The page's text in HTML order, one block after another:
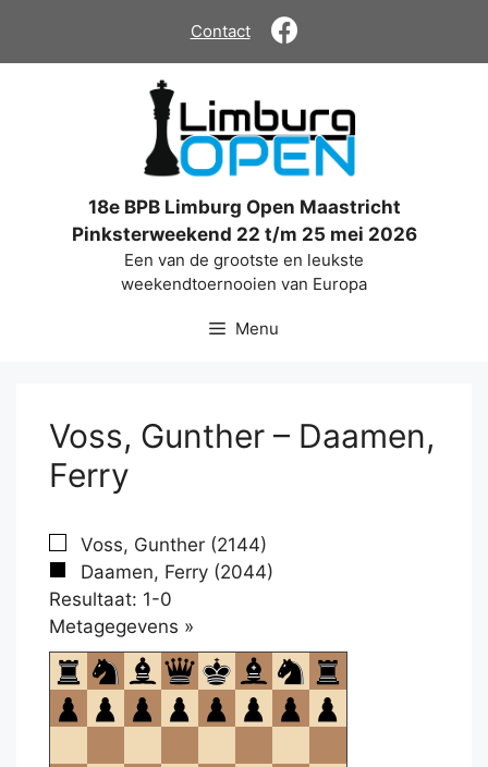
de
Contact
18e BPB Limburg Open Maastricht
Pinksterweekend 22 t/m 25 mei 2026
Een van de grootste en leukste
weekendtoernooien van Europa
Menu
Voss, Gunther – Daamen,
Ferry
Voss, Gunther (2144)
Daamen, Ferry (2044)
Resultaat: 1-0
Metagegevens »
om
te
openen.